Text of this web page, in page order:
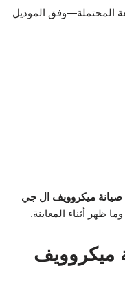
المحتملة—وفق الموديل
صيانة ميكروويف ال جي
ظهر أثناء المعاينة.
ميكروويف